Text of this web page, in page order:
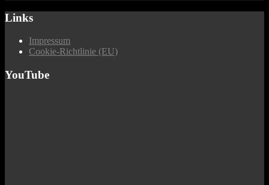
Links
Impressum
Cookie-Richtlinie (EU)
YouTube